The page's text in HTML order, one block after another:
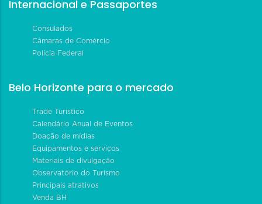
Internacional e Passaportes
Consulados
Câmaras de Comércio
Polícia Federal
Belo Horizonte para o mercado
Trade Turístico
Calendário Anual de Eventos
Doação de mídias
Equipamentos e serviços
Materiais de divulgação
Observatório do Turismo
Principais atrativos
Venda BH